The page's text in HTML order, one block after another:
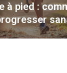
à pied :